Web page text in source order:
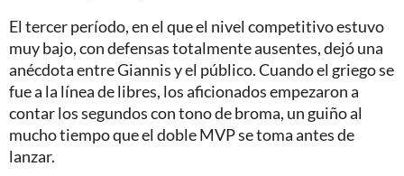
El tercer período, en el que el nivel competitivo estuvo
muy bajo, con defensas totalmente ausentes, dejó una
anécdota entre Giannis y el público. Cuando el griego se
fue a la línea de libres, los aficionados empezaron a
contar los segundos con tono de broma, un guiño al
mucho tiempo que el doble MVP se toma antes de
lanzar.